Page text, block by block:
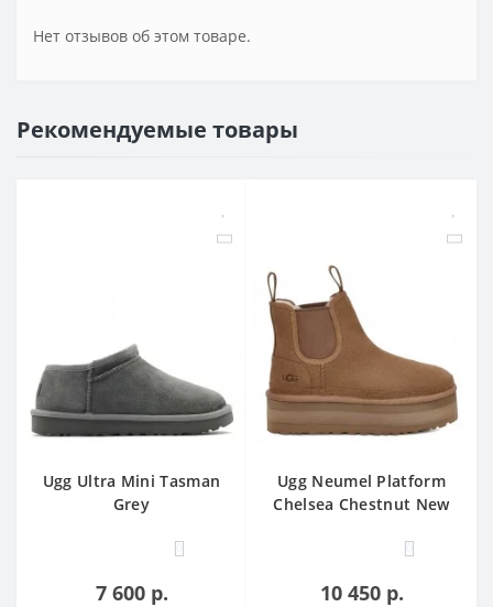
Нет отзывов об этом товаре.
Рекомендуемые товары
Ugg Ultra Mini Tasman
Grey
0
7 600 р.
Ugg Neumel Platform
Chelsea Chestnut New
0
10 450 р.